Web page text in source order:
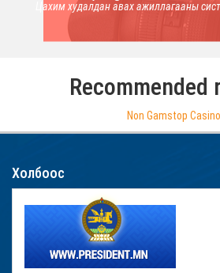
Цахим худалдан авах ажиллагааны
Recommended
Non Gamstop
Холбоос